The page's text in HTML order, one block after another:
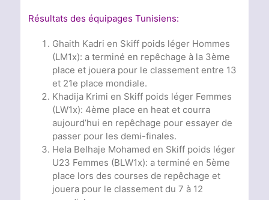
Résultats des équipages Tunisiens:
Ghaith Kadri en Skiff poids léger Hommes
(LM1x): a terminé en repêchage à la 3ème
place et jouera pour le classement entre 13
et 21e place mondiale.
Khadija Krimi en Skiff poids léger Femmes
(LW1x): 4ème place en heat et courra
aujourd’hui en repêchage pour essayer de
passer pour les demi-finales.
Hela Belhaje Mohamed en Skiff poids léger
U23 Femmes (BLW1x): a terminé en 5ème
place lors des courses de repêchage et
jouera pour le classement du 7 à 12